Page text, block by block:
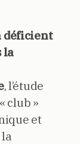
déficient
la
, l’étude
club »
et